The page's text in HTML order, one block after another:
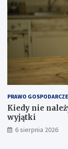
PRAWO GOSPODARCZE
Kiedy nie
wyjątki
6 sierpnia 2026